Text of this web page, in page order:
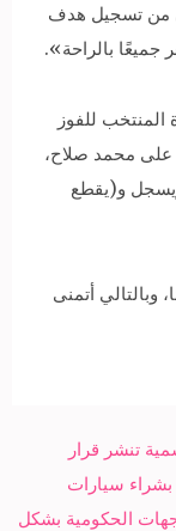
من تسجيل هدف
جميعًا بالراحة».
المنتخب للفوز
على محمد صلاح،
و(يقطع
أتمنى
تنشر قرار
سيارات
الحكومية بشكل